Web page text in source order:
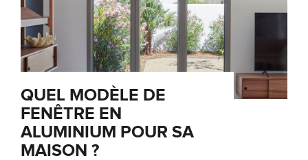
QUEL MODÈLE DE
FENÊTRE EN
ALUMINIUM POUR SA
MAISON ?